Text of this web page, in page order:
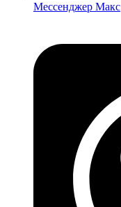
Мессенджер Макс